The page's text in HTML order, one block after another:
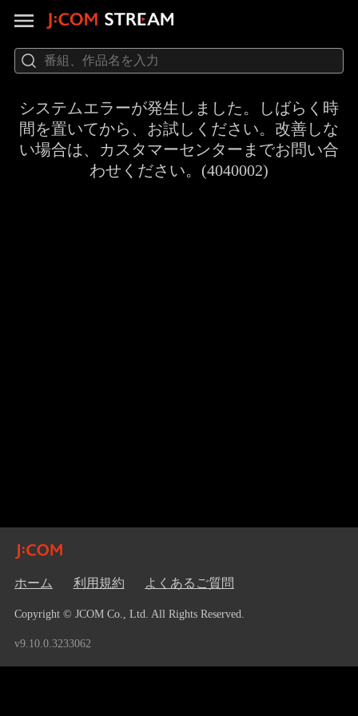
システムエラーが発生しました。しばらく時
間を置いてから、お試しください。改善しな
い場合は、カスタマーセンターまでお問い合
わせください。(4040002)
ホーム 利用規約 よくあるご質問
Copyright © JCOM Co., Ltd. All Rights Reserved.
v9.10.0.3233062